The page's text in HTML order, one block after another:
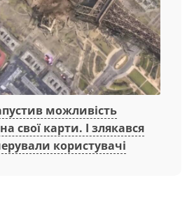
можливість
свої карти. І злякався
користувачі